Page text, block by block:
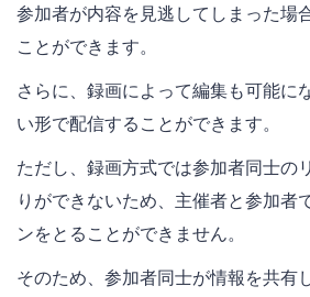
参加者が内容を見逃してしまった場
ことができます。
さらに、録画によって編集も可能に
い形で配信することができます。
ただし、録画方式では参加者同士の
りができないため、主催者と参加者
ンをとることができません。
そのため、参加者同士が情報を共有